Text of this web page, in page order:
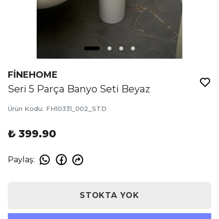
FİNEHOME
Seri 5 Parça Banyo Seti Beyaz
Ürün Kodu: FH10331_002_STD
₺ 399.90
Paylaş:
STOKTA YOK